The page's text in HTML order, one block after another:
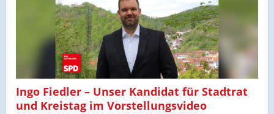
Ingo Fiedler – Unser Kandidat für Stadtrat
und Kreistag im Vorstellungsvideo